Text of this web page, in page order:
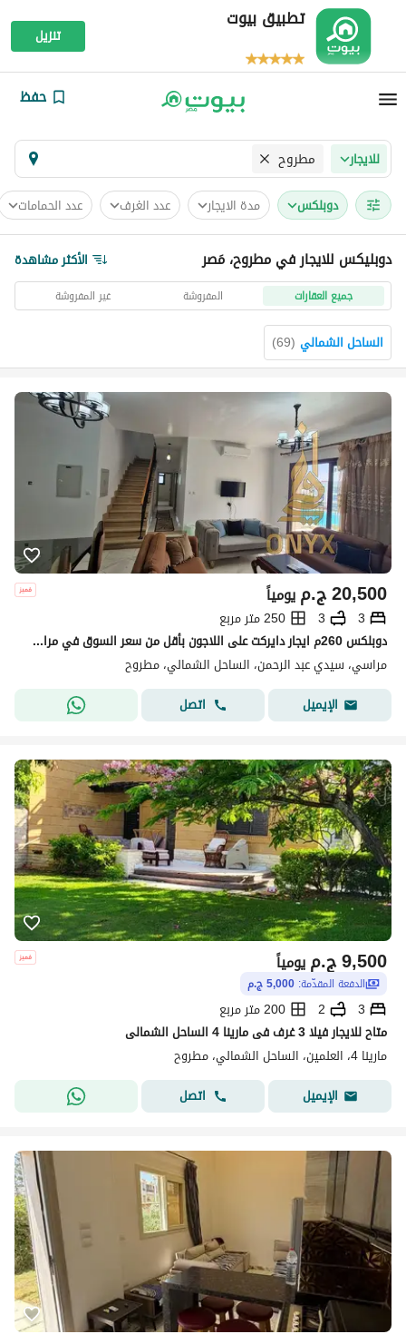
تطبيق بيوت
تنزيل
حفظ
للايجار مطروح
دوبلكس مدة الايجار عدد الغرف عدد الحمامات
دوبليكس للايجار في مطروح، مَصر الأكثر مشاهدة
جميع العقارات المفروشة غير المفروشة
الساحل الشمالي (
69
)
ج.م20,500 يومياً
3
3
250 متر مربع
دوبلكس 260م ايجار دايركت على اللاجون بأقل من سعر السوق في مراسي بلانكا بالساحل الشمالي - Marassi Blanca in North Coast
مراسي، سيدي عبد الرحمن، الساحل الشمالي، مطروح
الإيميل
اتصل
ج.م9,500 يومياً
الدفعة المقدّمة: 5,000 ج.م
3
2
200 متر مربع
متاح للايجار فيلا 3 غرف فى مارينا 4 الساحل الشمالى
مارينا 4، العلمين، الساحل الشمالي، مطروح
الإيميل
اتصل